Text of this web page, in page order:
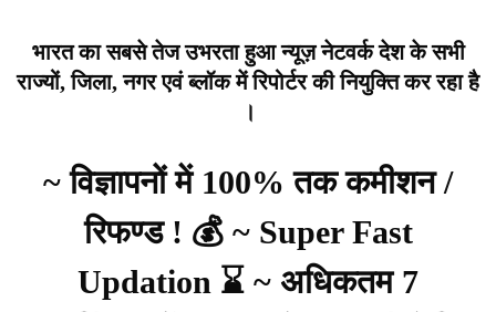
भारत का सबसे तेज उभरता हुआ न्यूज़ नेटवर्क देश के सभी
राज्यों, जिला, नगर एवं ब्लॉक में रिपोर्टर की नियुक्ति कर रहा है
।
~ विज्ञापनों में 100% तक कमीशन /
रिफण्ड ! 💰 ~ Super Fast
Updation ⌛ ~ अधिकतम 7